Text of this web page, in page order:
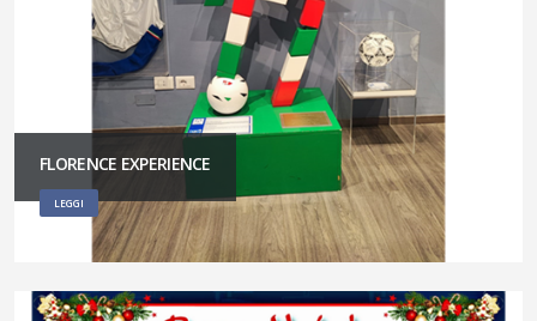
FLORENCE EXPERIENCE
LEGGI